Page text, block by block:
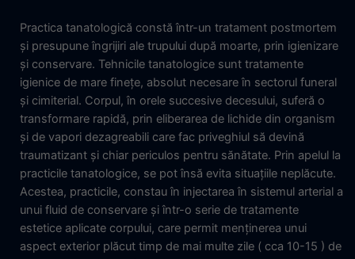
Practica tanatologică constă într-un tratament postmortem
şi presupune îngrijiri ale trupului după moarte, prin igienizare
şi conservare. Tehnicile tanatologice sunt tratamente
igienice de mare fineţe, absolut necesare în sectorul funeral
şi cimiterial. Corpul, în orele succesive decesului, suferă o
transformare rapidă, prin eliberarea de lichide din organism
şi de vapori dezagreabili care fac priveghiul să devină
traumatizant şi chiar periculos pentru sănătate. Prin apelul la
practicile tanatologice, se pot însă evita situaţiile neplăcute.
Acestea, practicile, constau în injectarea în sistemul arterial a
unui fluid de conservare şi într-o serie de tratamente
estetice aplicate corpului, care permit menţinerea unui
aspect exterior plăcut timp de mai multe zile ( cca 10-15 ) de